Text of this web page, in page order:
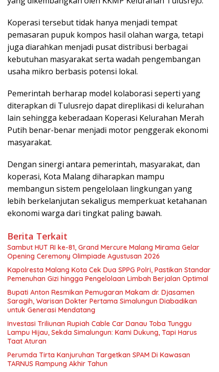
Koperasi tersebut tidak hanya menjadi tempat
pemasaran pupuk kompos hasil olahan warga, tetapi
juga diarahkan menjadi pusat distribusi berbagai
kebutuhan masyarakat serta wadah pengembangan
usaha mikro berbasis potensi lokal.
Pemerintah berharap model kolaborasi seperti yang
diterapkan di Tulusrejo dapat direplikasi di kelurahan
lain sehingga keberadaan Koperasi Kelurahan Merah
Putih benar-benar menjadi motor penggerak ekonomi
masyarakat.
Dengan sinergi antara pemerintah, masyarakat, dan
koperasi, Kota Malang diharapkan mampu
membangun sistem pengelolaan lingkungan yang
lebih berkelanjutan sekaligus memperkuat ketahanan
ekonomi warga dari tingkat paling bawah.
Berita Terkait
Sambut HUT RI ke-81, Grand Mercure Malang Mirama Gelar
Opening Ceremony Olimpiade Agustusan 2026
Kapolresta Malang Kota Cek Dua SPPG Polri, Pastikan Standar
Pemenuhan Gizi hingga Pengelolaan Limbah Berjalan Optimal
Bupati Anton Resmikan Pemugaran Makam dr. Djasamen
Saragih, Warisan Dokter Pertama Simalungun Diabadikan
untuk Generasi Mendatang
Investasi Triliunan Rupiah Cable Car Danau Toba Tunggu
Lampu Hijau, Sekda Simalungun: Kami Dukung, Tapi Harus
Taat Aturan
Perumda Tirta Kanjuruhan Targetkan SPAM Di Kawasan
TARNUS Rampung Akhir Tahun